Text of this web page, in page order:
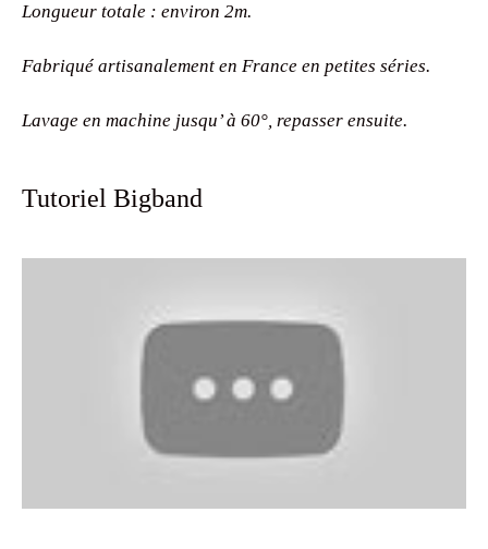
Longueur totale : environ 2m.
Fabriqué artisanalement en France en petites séries.
Lavage en machine jusqu’ à 60°, repasser ensuite.
Tutoriel Bigband